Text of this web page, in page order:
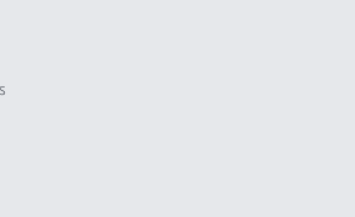
km do parque aquático
km da praia de areia de
de autocarros a 2,5 km e a
que desejam explorar a